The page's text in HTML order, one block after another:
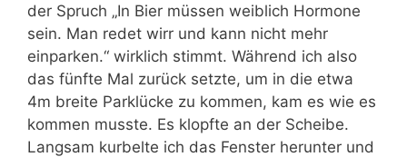
der Spruch „In Bier müssen weiblich Hormone
sein. Man redet wirr und kann nicht mehr
einparken.“ wirklich stimmt. Während ich also
das fünfte Mal zurück setzte, um in die etwa
4m breite Parklücke zu kommen, kam es wie es
kommen musste. Es klopfte an der Scheibe.
Langsam kurbelte ich das Fenster herunter und